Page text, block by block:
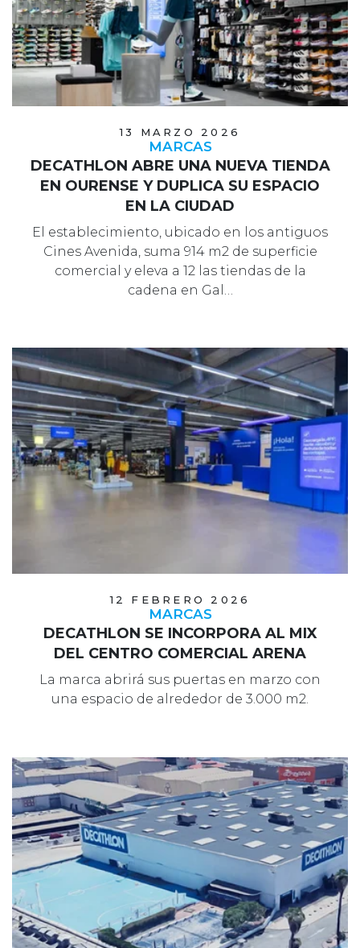
13 MARZO 2026
MARCAS
DECATHLON ABRE UNA NUEVA TIENDA
EN OURENSE Y DUPLICA SU ESPACIO
EN LA CIUDAD
El establecimiento, ubicado en los antiguos
Cines Avenida, suma 914 m2 de superficie
comercial y eleva a 12 las tiendas de la
cadena en Gal…
12 FEBRERO 2026
MARCAS
DECATHLON SE INCORPORA AL MIX
DEL CENTRO COMERCIAL ARENA
La marca abrirá sus puertas en marzo con
una espacio de alrededor de 3.000 m2.